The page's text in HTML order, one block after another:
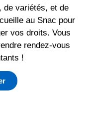
de variétés, et de
au Snac pour
vos droits. Vous
rendez-vous
!